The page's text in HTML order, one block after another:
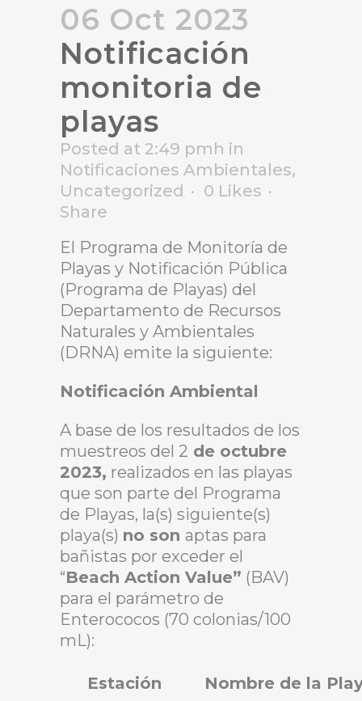
06 Oct 2023
Notificación
monitoria de
playas
Posted at 2:49 pmh in
Notificaciones Ambientales,
Uncategorized
0 Likes
Share
El Programa de Monitoría de
Playas y Notificación Pública
(Programa de Playas) del
Departamento de Recursos
Naturales y Ambientales
(DRNA) emite la siguiente:
Notificación Ambiental
A base de los resultados de los
muestreos del 2 de octubre
2023, realizados en las playas
que son parte del Programa
de Playas, la(s) siguiente(s)
playa(s) no son aptas para
bañistas por exceder el
“Beach Action Value” (BAV)
para el parámetro de
Enterococos (70 colonias/100
mL):
Estación
Nombre de la